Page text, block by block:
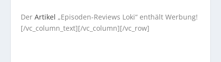
DerArtikel „Episoden-Reviews Loki“ enthält Werbung!
[/vc_column_text][/vc_column][/vc_row]